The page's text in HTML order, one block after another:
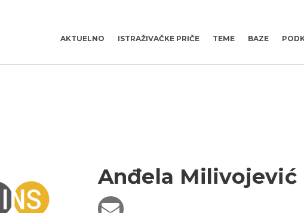
AKTUELNO ISTRAŽIVAČKE PRIČE TEME BAZE
Anđela Milivojević